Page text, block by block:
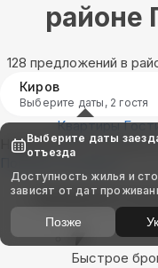
районе
128 предложений в
Киров
Выберите даты, 2 гостя
Квартиры
Найдём, где
Показать на карте
Выбирайте
Быстрое
Выберите даты
отъезда
Доступность жилья и
зависят от дат
Позже